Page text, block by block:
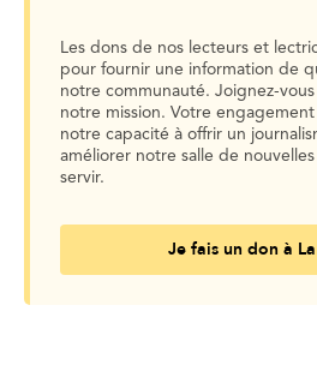
Les dons de nos lecteurs et
pour fournir une information de
notre communauté. Joignez-
notre mission. Votre
notre capacité à offrir un
améliorer notre salle de
servir.
Je fais un don à